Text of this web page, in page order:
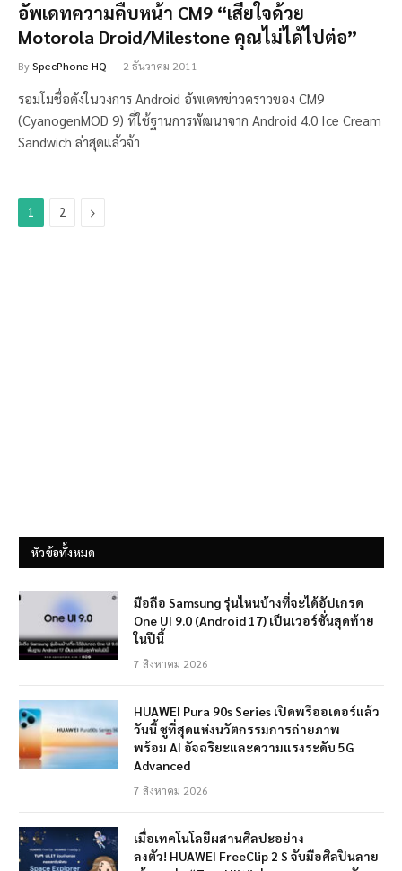
อัพเดทความคืบหน้า CM9 “เสียใจด้วย
Motorola Droid/Milestone คุณไม่ได้ไปต่อ”
BySpecPhone HQ 2 ธันวาคม 2011
รอมโมชื่อดังในวงการ Android อัพเดทข่าวคราวของ CM9
(CyanogenMOD 9) ที่ใช้ฐานการพัฒนาจาก Android 4.0 Ice Cream
Sandwich ล่าสุดแล้วจ้า
1 2 Next
หัวข้อทั้งหมด
มือถือ Samsung รุ่นไหนบ้างที่จะได้อัปเกรด
One UI 9.0 (Android 17) เป็นเวอร์ชั่นสุดท้าย
ในปีนี้
7 สิงหาคม 2026
HUAWEI Pura 90s Series เปิดพรีออเดอร์แล้ว
วันนี้ ชูที่สุดแห่งนวัตกรรมการถ่ายภาพ
พร้อม AI อัจฉริยะและความแรงระดับ 5G
Advanced
7 สิงหาคม 2026
เมื่อเทคโนโลยีผสานศิลปะอย่าง
ลงตัว! HUAWEI FreeClip 2 S จับมือศิลปินลาย